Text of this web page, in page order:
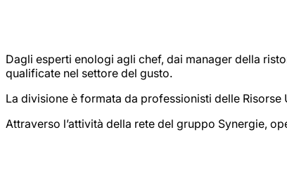
Dagli esperti enologi agli chef, dai manager della
qualificate nel settore del gusto.
La divisione è formata da professionisti delle
Attraverso l’attività della rete del gruppo Synergie,